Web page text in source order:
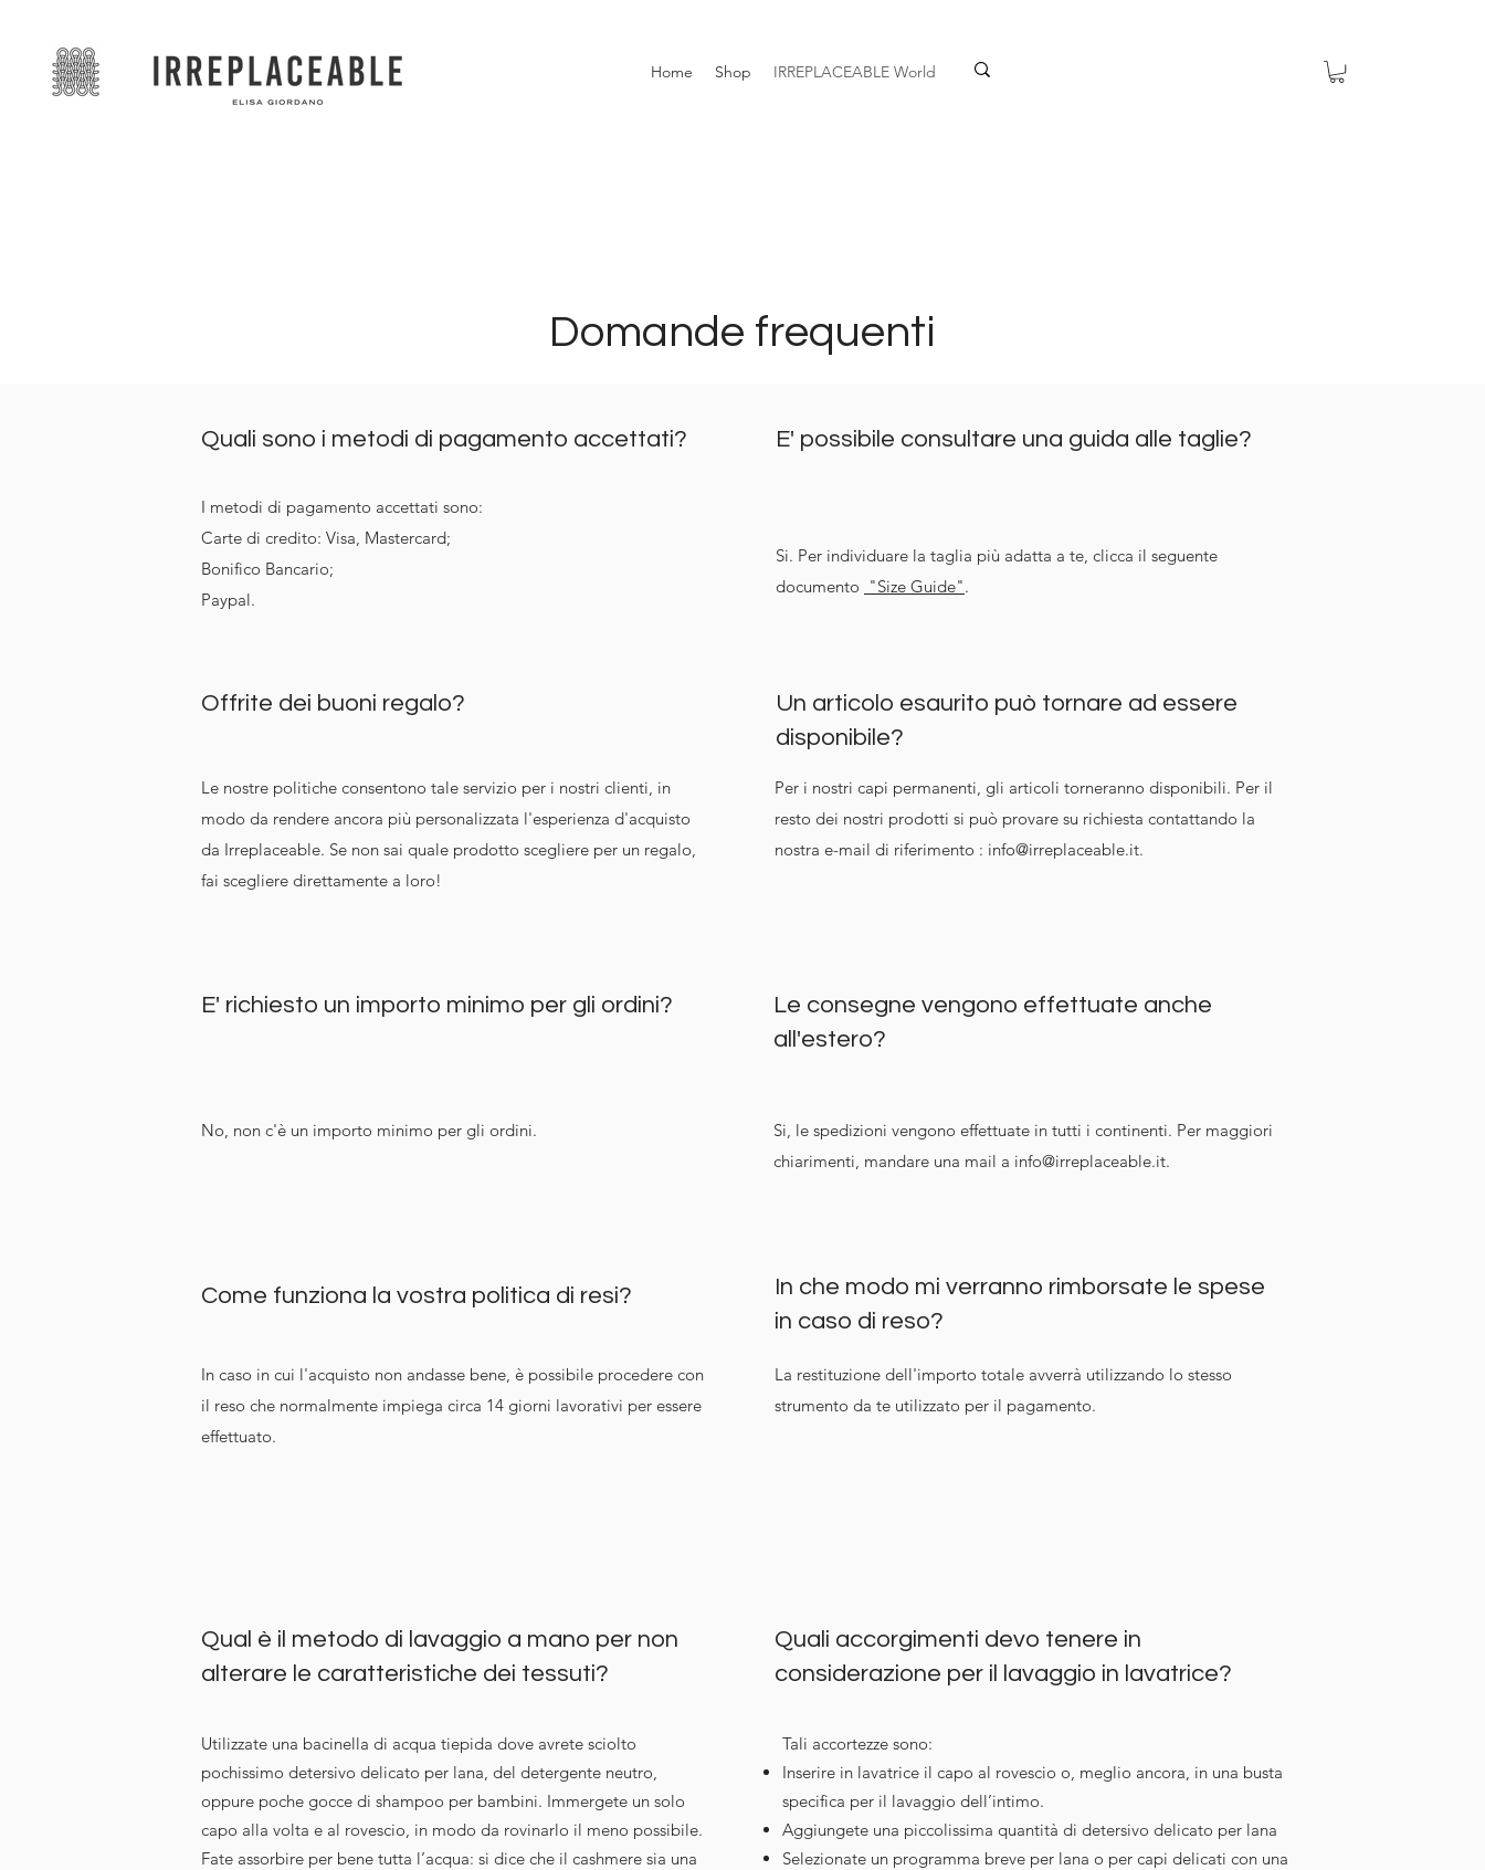
Home Shop IRREPLACEABLE World
Domande frequenti
Quali sono i metodi di pagamento accettati? E' possibile consultare una guida alle taglie?
I metodi di pagamento accettati sono:
Carte di credito: Visa, Mastercard;
Bonifico Bancario;
Paypal.
Si. Per individuare la taglia più adatta a te, clicca il seguente
documento "Size Guide".
Offrite dei buoni regalo?
Le nostre politiche consentono tale servizio per i nostri clienti, in
modo da rendere ancora più personalizzata l'esperienza d'acquisto
da Irreplaceable. Se non sai quale prodotto scegliere per un regalo,
fai scegliere direttamente a loro!
Un articolo esaurito può tornare ad essere
disponibile?
Per i nostri capi permanenti, gli articoli torneranno disponibili. Per il
resto dei nostri prodotti si può provare su richiesta contattando la
nostra e-mail di riferimento : info@irreplaceable.it.
E' richiesto un importo minimo per gli ordini?
Le consegne vengono effettuate anche
all'estero?
No, non c'è un importo minimo per gli ordini.
Si, le spedizioni vengono effettuate in tutti i continenti. Per maggiori
chiarimenti, mandare una mail a info@irreplaceable.it.
Come funziona la vostra politica di resi?
In caso in cui l'acquisto non andasse bene, è possibile procedere con
il reso che normalmente impiega circa 14 giorni lavorativi per essere
effettuato.
In che modo mi verranno rimborsate le spese
in caso di reso?
La restituzione dell'importo totale avverrà utilizzando lo stesso
strumento da te utilizzato per il pagamento.
Qual è il metodo di lavaggio a mano per non
alterare le caratteristiche dei tessuti?
Utilizzate una bacinella di acqua tiepida dove avrete sciolto
pochissimo detersivo delicato per lana, del detergente neutro,
oppure poche gocce di shampoo per bambini. Immergete un solo
capo alla volta e al rovescio, in modo da rovinarlo il meno possibile.
Fate assorbire per bene tutta l’acqua: si dice che il cashmere sia una
Quali accorgimenti devo tenere in
considerazione per il lavaggio in lavatrice?
Tali accortezze sono:
Inserire in lavatrice il capo al rovescio o, meglio ancora, in una busta
specifica per il lavaggio dell’intimo.
Aggiungete una piccolissima quantità di detersivo delicato per lana
Selezionate un programma breve per lana o per capi delicati con una